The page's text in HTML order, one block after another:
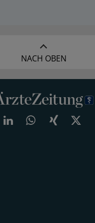
NACH OBEN